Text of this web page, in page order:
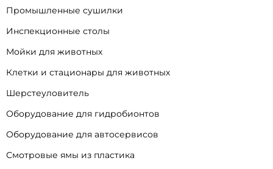
Промышленные сушилки
Инспекционные столы
Мойки для животных
Клетки и стационары для животных
Шерстеуловитель
Оборудование для гидробионтов
Оборудование для автосервисов
Смотровые ямы из пластика